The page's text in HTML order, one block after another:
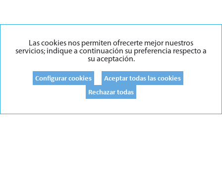
Las cookies nos permiten ofrecerte mejor nuestros
servicios; indique a continuación su preferencia respecto a
su aceptación.